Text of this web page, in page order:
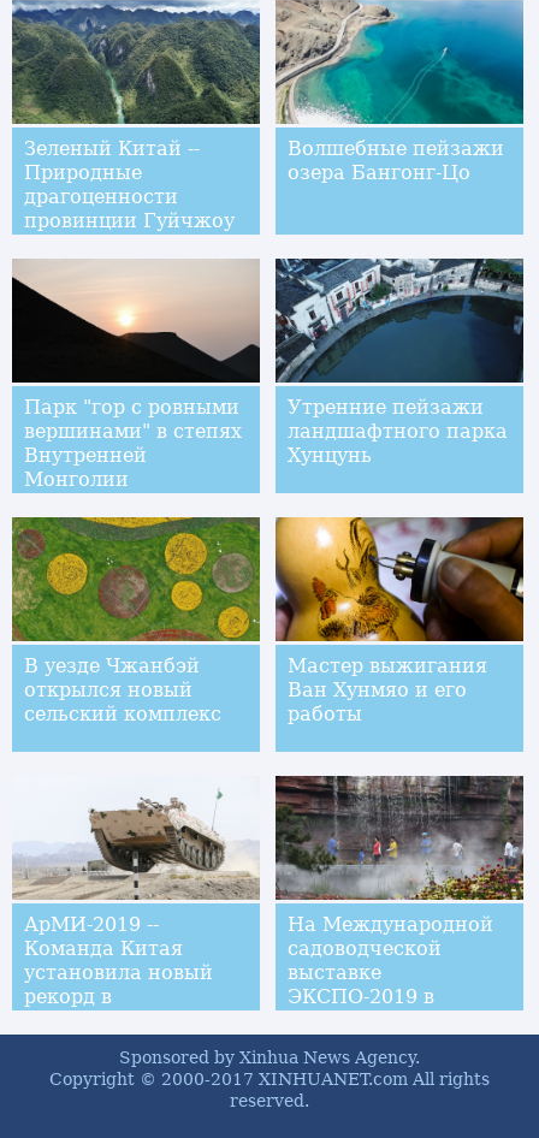
Зеленый Китай --
Природные
драгоценности
провинции Гуйчжоу
Волшебные пейзажи
озера Бангонг-Цо
Парк "гор с ровными
вершинами" в степях
Внутренней
Монголии
Утренние пейзажи
ландшафтного парка
Хунцунь
В уезде Чжанбэй
открылся новый
сельский комплекс
Мастер выжигания
Ван Хунмяо и его
работы
АрМИ-2019 --
Команда Китая
установила новый
рекорд в
"Суворовского
натиска"
На Международной
садоводческой
выставке
ЭКСПО-2019 в
Гуйчжоу"
Sponsored by Xinhua News Agency.
Copyright © 2000-2017 XINHUANET.com All rights
reserved.